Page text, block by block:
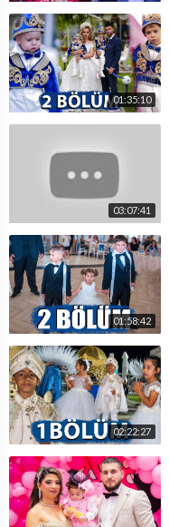
01:35:10
03:07:41
01:58:42
02:22:27